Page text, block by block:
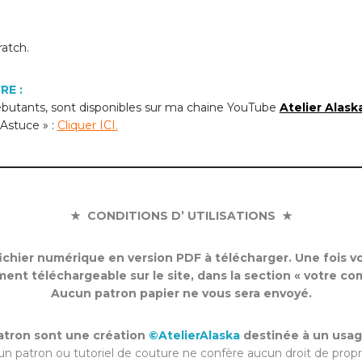
:
sont disponibles sur ma chaine YouTube Atelier
» : Cliquer ICI.
★ CONDITIONS D’ UTILISATIONS ★
numérique en version PDF à télécharger. Une fois
téléchargeable sur le site, dans la section « votre
Aucun patron papier ne vous sera envoyé.
sont une création ©AtelierAlaskadestinée à un
patron ou tutoriel de couture ne confère aucun droit de